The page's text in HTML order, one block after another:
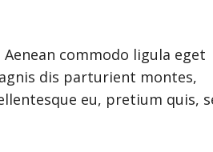
commodo ligula eget
dis parturient montes,
eu, pretium quis,